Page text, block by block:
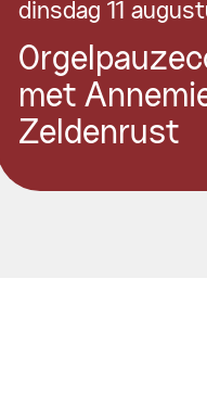
dinsdag 11
met
Zeldenrust